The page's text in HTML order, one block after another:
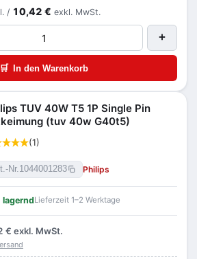
/ 10,42 € exkl. MwSt.
+
🛒 In den Warenkorb
TUV 40W T5 1P Single Pin
(tuv 40w G40t5)
(1)
Nr.1044001283 Philips
lagerndLieferzeit 1–2 Werktage
€ exkl. MwSt.